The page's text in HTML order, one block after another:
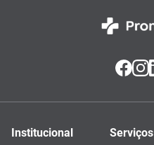
Institucional Serviços